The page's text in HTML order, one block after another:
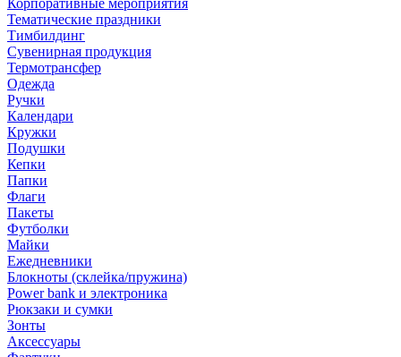
Корпоративные мероприятия
Тематические праздники
Тимбилдинг
Сувенирная продукция
Термотрансфер
Одежда
Ручки
Календари
Кружки
Подушки
Кепки
Папки
Флаги
Пакеты
Футболки
Майки
Ежедневники
Блокноты (склейка/пружина)
Power bank и электроника
Рюкзаки и сумки
Зонты
Аксессуары